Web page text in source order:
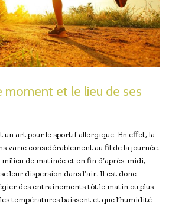
moment et le lieu de ses
art pour le sportif allergique. En effet, la
varie considérablement au fil de la journée.
de matinée et en fin d’après-midi,
leur dispersion dans l’air. Il est donc
des entraînements tôt le matin ou plus
températures baissent et que l’humidité